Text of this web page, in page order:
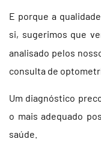
E porque a
si, sugerimos que
analisado pelos
consulta de
Um diagnóstico
o mais adequado
saúde.